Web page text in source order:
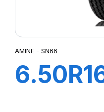
AMINE - SN66